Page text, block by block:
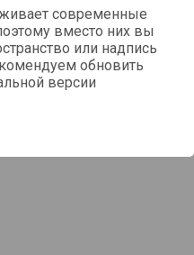
современные
вместо них вы
или надпись
обновить
версии